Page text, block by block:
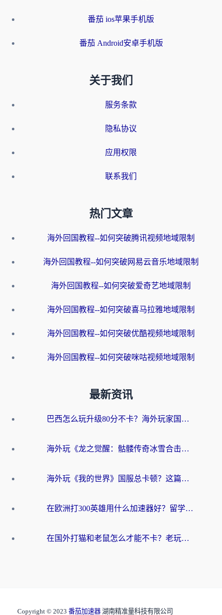
番茄 ios苹果手机版
番茄 Android安卓手机版
关于我们
服务条款
隐私协议
应用权限
联系我们
热门文章
海外回国教程--如何突破腾讯视频地域限制
海外回国教程--如何突破网易云音乐地域限制
海外回国教程--如何突破爱奇艺地域限制
海外回国教程--如何突破喜马拉雅地域限制
海外回国教程--如何突破优酷视频地域限制
海外回国教程--如何突破咪咕视频地域限制
最新资讯
巴西怎么玩升级80分不卡？海外玩家国服游戏加速器终极指南（附避坑技巧）
海外玩《龙之觉醒：骷髅传奇冰雪合击》延迟高？这篇指南帮你解决卡顿烦恼！
海外玩《我的世界》国服总卡顿？这篇我的世界游戏加速器指南帮你解决所有问题
在欧洲打300英雄用什么加速器好？留学生亲测有效的解决方案来了
在国外打猫和老鼠怎么才能不卡？老玩家亲测的终极加速指南
Copyright © 2023 番茄加速器 湖南精准量科技有限公司